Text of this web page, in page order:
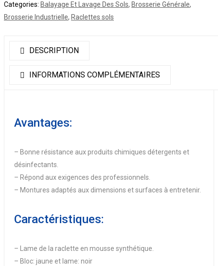
Categories: Balayage Et Lavage Des Sols, Brosserie Générale,
Brosserie Industrielle, Raclettes sols
DESCRIPTION
INFORMATIONS COMPLÉMENTAIRES
Avantages:
– Bonne résistance aux produits chimiques détergents et
désinfectants.
– Répond aux exigences des professionnels.
– Montures adaptés aux dimensions et surfaces à entretenir.
Caractéristiques:
– Lame de la raclette en mousse synthétique.
– Bloc: jaune et lame: noir